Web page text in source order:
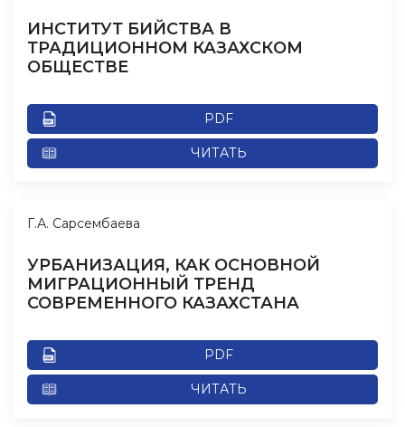
ИНСТИТУТ БИЙСТВА В
ТРАДИЦИОННОМ КАЗАХСКОМ
ОБЩЕСТВЕ
PDF
ЧИТАТЬ
Г.А. Сарсембаева
УРБАНИЗАЦИЯ, КАК ОСНОВНОЙ
МИГРАЦИОННЫЙ ТРЕНД
СОВРЕМЕННОГО КАЗАХСТАНА
PDF
ЧИТАТЬ